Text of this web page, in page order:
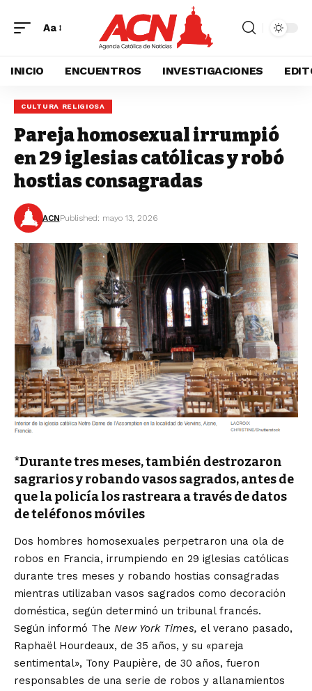
Aa
INICIO ENCUENTROS INVESTIGACIONES
CULTURA RELIGIOSA
Pareja homosexual irrumpió
en 29 iglesias católicas y robó
hostias consagradas
ACNPublished: mayo 13, 2026
*Durante tres meses, también destrozaron
sagrarios y robando vasos sagrados, antes de
que la policía los rastreara a través de datos
de teléfonos móviles
Dos hombres homosexuales perpetraron una ola de
robos en Francia, irrumpiendo en 29 iglesias católicas
durante tres meses y robando hostias consagradas
mientras utilizaban vasos sagrados como decoración
doméstica, según determinó un tribunal francés.
Según informó The New York Times, el verano pasado,
Raphaël Hourdeaux, de 35 años, y su «pareja
sentimental», Tony Paupière, de 30 años, fueron
responsables de una serie de robos y allanamientos